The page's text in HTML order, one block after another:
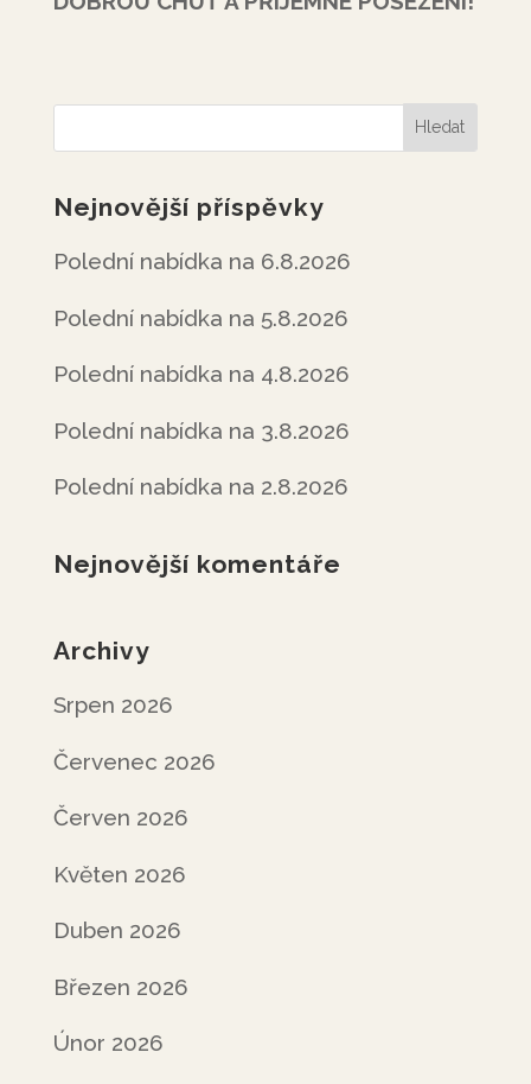
Nejnovější příspěvky
Polední nabídka na 6.8.2026
Polední nabídka na 5.8.2026
Polední nabídka na 4.8.2026
Polední nabídka na 3.8.2026
Polední nabídka na 2.8.2026
Nejnovější komentáře
Archivy
Srpen 2026
Červenec 2026
Červen 2026
Květen 2026
Duben 2026
Březen 2026
Únor 2026